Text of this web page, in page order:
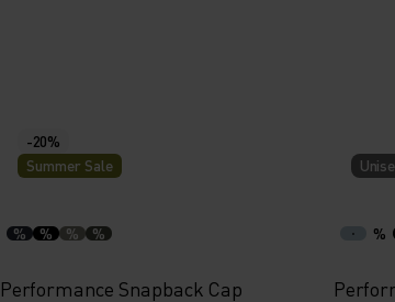
-20%
Summer Sale
% % % %
Performance Snapback Cap
%